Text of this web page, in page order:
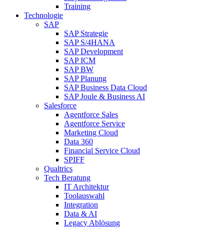
Training
Technologie
SAP
SAP Strategie
SAP S/4HANA
SAP Development
SAP ICM
SAP BW
SAP Planung
SAP Business Data Cloud
SAP Joule & Business AI
Salesforce
Agentforce Sales
Agentforce Service
Marketing Cloud
Data 360
Financial Service Cloud
SPIFF
Qualtrics
Tech Beratung
IT Architektur
Toolauswahl
Integration
Data & AI
Legacy Ablösung